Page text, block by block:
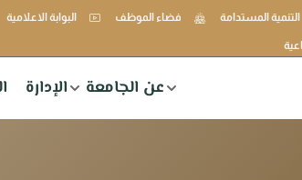
التنمية المستدامة فضاء الموظف البوابة الاعلامية
عن الجامعة الإدارة